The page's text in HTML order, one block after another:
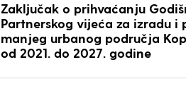
Zaključak o prihvaćanju
Partnerskog vijeća za izradu
manjeg urbanog područja
od 2021. do 2027. godine